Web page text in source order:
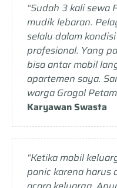
“Sudah 3 kali
mudik lebaran.
selalu dalam
profesional. Yang
bisa antar mobil
apartemen saya.
warga Grogol
Karyawan Swasta
“Ketika mobil
panic karena harus